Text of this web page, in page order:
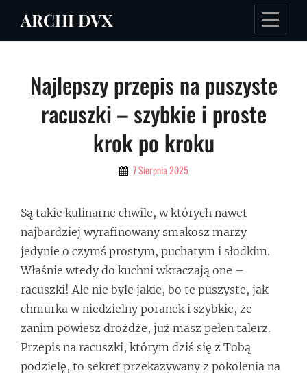
ARCHI DVX
Najlepszy przepis na puszyste
racuszki – szybkie i proste
krok po kroku
By 7 Sierpnia 2025
Są takie kulinarne chwile, w których nawet
najbardziej wyrafinowany smakosz marzy
jedynie o czymś prostym, puchatym i słodkim.
Właśnie wtedy do kuchni wkraczają one –
racuszki! Ale nie byle jakie, bo te puszyste, jak
chmurka w niedzielny poranek i szybkie, że
zanim powiesz drożdże, już masz pełen talerz.
Przepis na racuszki, którym dziś się z Tobą
podzielę, to sekret przekazywany z pokolenia na
Nawigacja
wpisu